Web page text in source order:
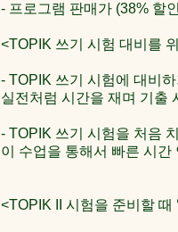
- 프로그램 판매가 (38% 할
<TOPIK 쓰기 시험 대비를
- TOPIK 쓰기 시험에 대비
실전처럼 시간을 재며 기출
- TOPIK 쓰기 시험을 처음
이 수업을 통해서 빠른 시
<TOPIK II 시험을 준비할